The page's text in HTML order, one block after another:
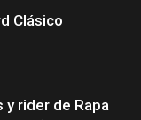
Clásico
y rider de Rapa